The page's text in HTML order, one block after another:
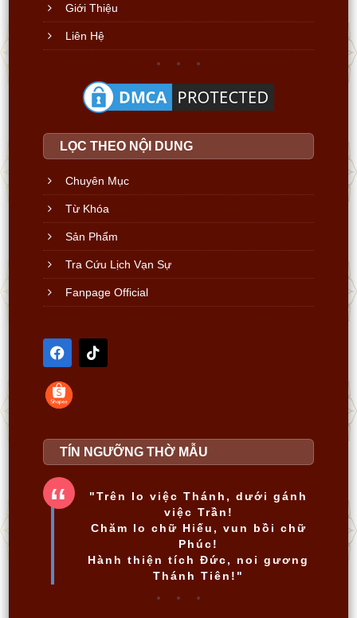
Giới Thiệu
Liên Hệ
LỌC THEO NỘI DUNG
Chuyên Mục
Từ Khóa
Sản Phẩm
Tra Cứu Lịch Vạn Sự
Fanpage Official
TÍN NGƯỠNG THỜ MẪU
"Trên lo việc Thánh, dưới gánh
việc Trần!
Chăm lo chữ Hiếu, vun bồi chữ
Phúc!
Hành thiện tích Đức, noi gương
Thánh Tiên!"